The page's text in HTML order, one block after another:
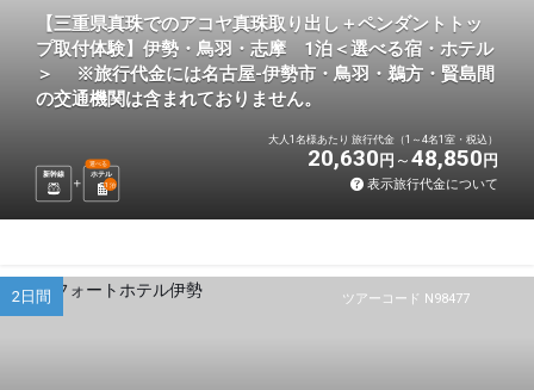
【三重県真珠でのアコヤ真珠取り出し＋ペンダントトッ
プ取付体験】伊勢・鳥羽・志摩 1泊＜選べる宿・ホテル
＞ ※旅行代金には名古屋-伊勢市・鳥羽・鵜方・賢島間
の交通機関は含まれておりません。
新幹線 ホテル
選べる
1 泊
大人1名様あたり 旅行代金（1～4名1室・税込）
20,630 円 48,850 円
表示旅行代金について
ツアーコード N98477
2日間